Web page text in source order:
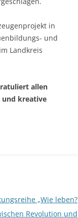
in
und
Landkreis
allen
und kreative
„Wie leben?
Revolution und